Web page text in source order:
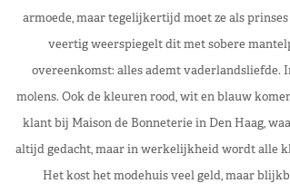
armoede, maar tegelijkertijd moet ze als
veertig weerspiegelt dit met sobere
overeenkomst: alles ademt vaderlandsliefde.
molens. Ook de kleuren rood, wit en blauw
klant bij Maison de Bonneterie in Den Haag,
altijd gedacht, maar in werkelijkheid wordt alle
Het kost het modehuis veel geld, maar